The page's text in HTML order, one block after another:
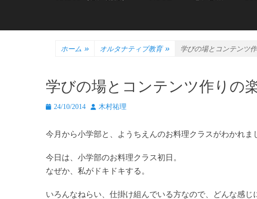
ホーム » オルタナティブ教育 » 学びの場とコンテンツ
学びの場とコンテンツ作りの
投
日
24/10/2014
投
者
木村祐理
今月から小学部と、ようちえんのお料理クラスがわかれま
今日は、小学部のお料理クラス初日。
なぜか、私がドキドキする。
いろんなねらい、仕掛け組んでいる方なので、どんな感じ